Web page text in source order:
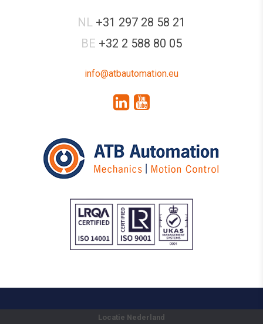
NL +31 297 28 58 21
BE +32 2 588 80 05
info@atbautomation.eu
Locatie Nederland